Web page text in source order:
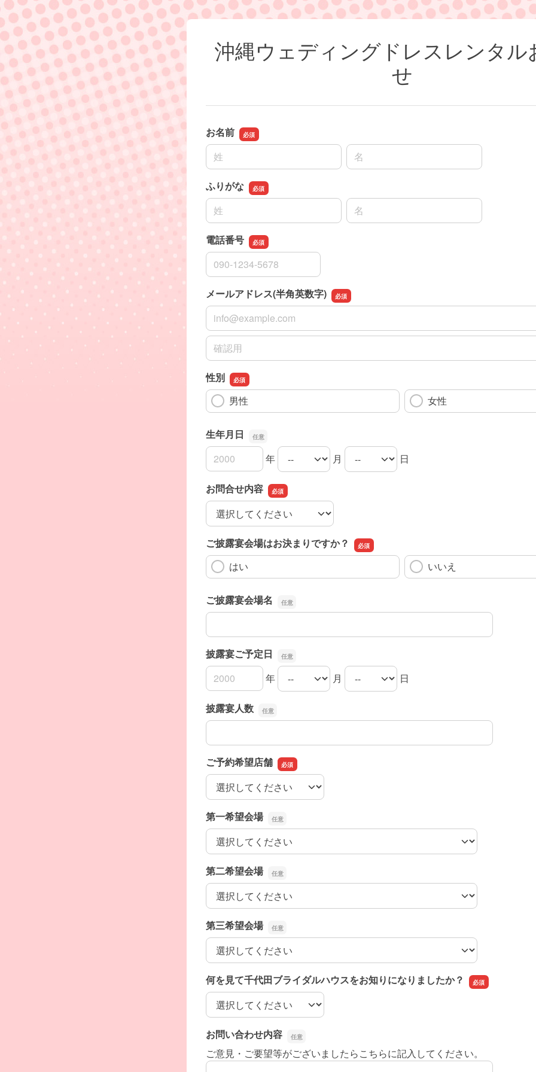
沖縄ウェディングドレスレンタル
せ
お名前
名前の姓
名前の名
ふりがな
名前の姓
名前の名
電話番号
電話番号
メールアドレス(半角英数字)
メールアドレス(半角英数字)
メールアドレス(半角英数字)の確認用
性別
男性
女性
生年月日
生年月日の年 年
生年月日の月 月
生年月日の日 日
お問合せ内容
お問合せ内容
ご披露宴会場はお決まりですか？
はい
いいえ
ご披露宴会場名
ご披露宴会場名
披露宴ご予定日
披露宴ご予定日の年
年
披露宴ご予定日の月 月
披露宴ご予定日の日 日
披露宴人数
披露宴人数
ご予約希望店舗
ご予約希望店舗
第一希望会場
第一希望会場
第二希望会場
第二希望会場
第三希望会場
第三希望会場
何を見て千代田ブライダルハウスをお知りになりましたか？
何を見て千代田ブライダルハウスをお知りになりましたか？
お問い合わせ内容
ご意見・ご要望等がございましたらこちらに記入してください。